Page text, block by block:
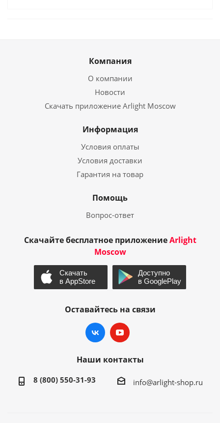
Компания
О компании
Новости
Скачать приложение Arlight Moscow
Информация
Условия оплаты
Условия доставки
Гарантия на товар
Помощь
Вопрос-ответ
Скачайте бесплатное приложениеArlight
Moscow
Оставайтесь на связи
Наши контакты
8 (800) 550-31-93 info@arlight-shop.ru